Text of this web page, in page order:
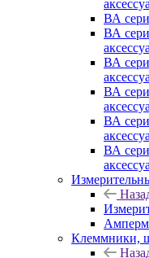
ВА
ВА
ВА
ВА
ВА
ВА
Клеммники,